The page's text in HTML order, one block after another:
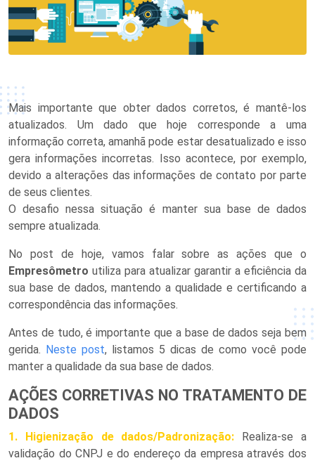
Mais importante que obter dados corretos, é mantê-los
atualizados. Um dado que hoje corresponde a uma
informação correta, amanhã pode estar desatualizado e isso
gera informações incorretas. Isso acontece, por exemplo,
devido a alterações das informações de contato por parte
de seus clientes.
O desafio nessa situação é manter sua base de dados
sempre atualizada.
No post de hoje, vamos falar sobre as ações que o
Empresômetro utiliza para atualizar garantir a eficiência da
sua base de dados, mantendo a qualidade e certificando a
correspondência das informações.
Antes de tudo, é importante que a base de dados seja bem
gerida. Neste post, listamos 5 dicas de como você pode
manter a qualidade da sua base de dados.
AÇÕES CORRETIVAS NO TRATAMENTO DE
DADOS
1. Higienização de dados/Padronização: Realiza-se a
validação do CNPJ e do endereço da empresa através dos